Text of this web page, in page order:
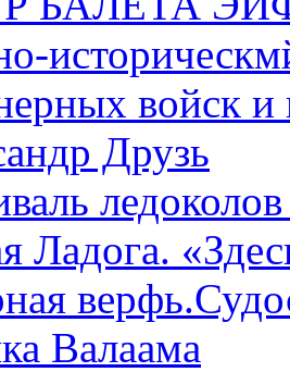
войск и
Друзь
Ладога.
Валаама